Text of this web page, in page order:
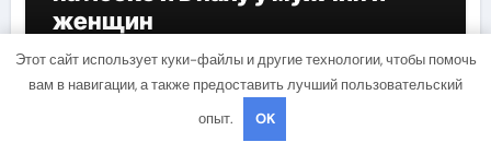
женщин
Этот сайт использует куки-файлы и другие технологии, чтобы помочь
вам в навигации, а также предоставить лучший пользовательский
опыт.
OK